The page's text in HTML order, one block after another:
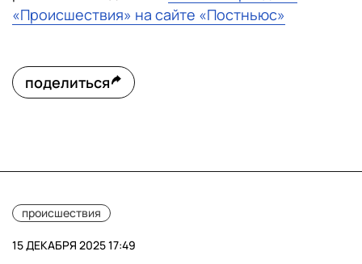
«Происшествия» на сайте «Постньюс»
поделиться
происшествия
15 ДЕКАБРЯ 2025 17:49